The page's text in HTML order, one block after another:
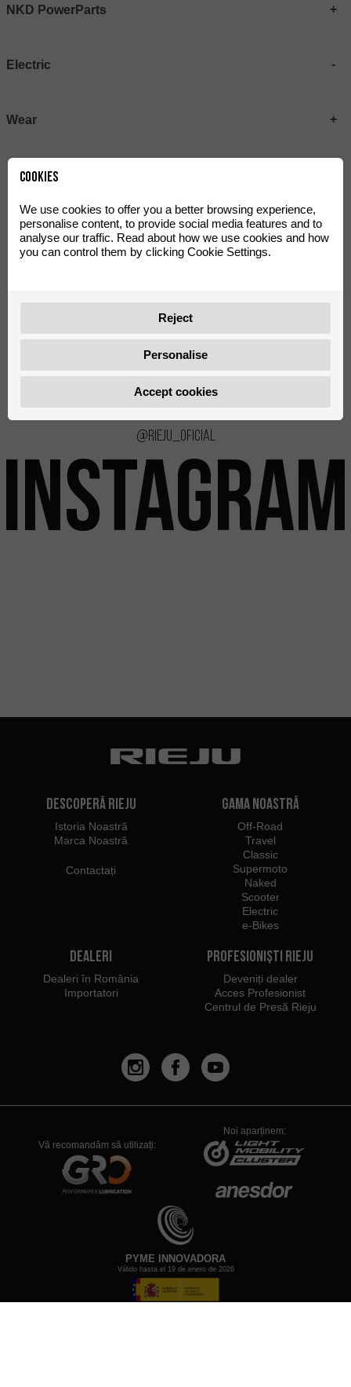
NKD PowerParts
Electric
Wear
@rieju_oficial
INSTAGRAM
Descoperă Rieju
Istoria Noastră
Marca Noastră
Contactați
Gama noastră
Off-Road
Travel
Classic
Supermoto
Naked
Scooter
Electric
e-Bikes
Dealeri
Dealeri în România
Importatori
Profesioniști Rieju
Deveniți dealer
Acces Profesionist
Centrul de Presă Rieju
Vă recomandăm să utilizați:
Noi aparținem:
PYME INNOVADORA
Válido hasta el 19 de enero de 2026
Cookies
We use cookies to offer you a better browsing experience,
personalise content, to provide social media features and to
analyse our traffic. Read about how we use cookies and how
you can control them by clicking Cookie Settings.
Reject
Personalise
Accept cookies